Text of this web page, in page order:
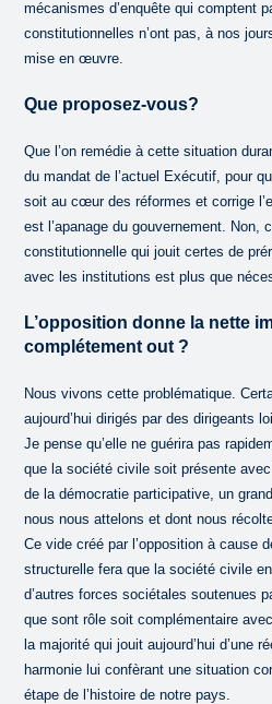
mécanismes d’enquête qui comptent
constitutionnelles n’ont pas, à nos
mise en œuvre.
Que proposez-vous?
Que l’on remédie à cette situation
du mandat de l’actuel Exécutif, pour
soit au cœur des réformes et corrige
est l’apanage du gouvernement. Non,
constitutionnelle qui jouit certes de
avec les institutions est plus que
L’opposition donne la nette
complétement out ?
Nous vivons cette problématique.
aujourd’hui dirigés par des dirigeants
Je pense qu’elle ne guérira pas
que la société civile soit présente
de la démocratie participative, un
nous nous attelons et dont nous
Ce vide créé par l’opposition à cause
structurelle fera que la société civile
d’autres forces sociétales soutenues
que sont rôle soit complémentaire
la majorité qui jouit aujourd’hui d’une
harmonie lui confèrant une situation
étape de l’histoire de notre pays.